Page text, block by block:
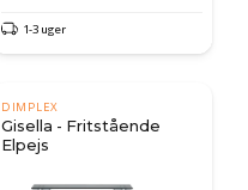
1-3 uger
DIMPLEX
Gisella - Fritstående
Elpejs